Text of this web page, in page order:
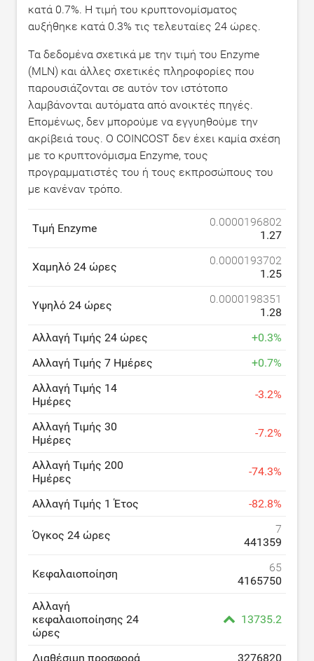
κατά 0.7%. Η τιμή του κρυπτονομίσματος
αυξήθηκε κατά 0.3% τις τελευταίες 24 ώρες.
Τα δεδομένα σχετικά με την τιμή του Enzyme
(MLN) και άλλες σχετικές πληροφορίες που
παρουσιάζονται σε αυτόν τον ιστότοπο
λαμβάνονται αυτόματα από ανοικτές πηγές.
Επομένως, δεν μπορούμε να εγγυηθούμε την
ακρίβειά τους. Ο COINCOST δεν έχει καμία σχέση
με το κρυπτονόμισμα Enzyme, τους
προγραμματιστές του ή τους εκπροσώπους του
με κανέναν τρόπο.
Τιμή Enzyme
0.0000196802
1.27
Χαμηλό 24 ώρες
0.0000193702
1.25
Υψηλό 24 ώρες
0.0000198351
1.28
Αλλαγή Τιμής 24 ώρες
+0.3%
Αλλαγή Τιμής 7 Ημέρες
+0.7%
Αλλαγή Τιμής 14
Ημέρες
-3.2%
Αλλαγή Τιμής 30
Ημέρες
-7.2%
Αλλαγή Τιμής 200
Ημέρες
-74.3%
Αλλαγή Τιμής 1 Έτος -82.8%
Όγκος 24 ώρες
7
441359
Κεφαλαιοποίηση
65
4165750
Αλλαγή
κεφαλαιοποίησης 24
ώρες
13735.2
Διαθέσιμη προσφορά 3276820